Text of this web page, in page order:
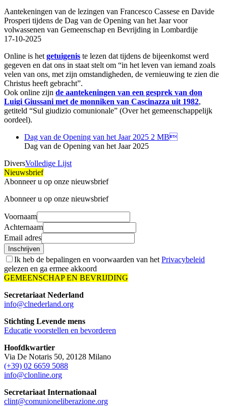
Aantekeningen van de lezingen van Francesco Cassese en Davide
Prosperi tijdens de Dag van de Opening van het Jaar voor
volwassenen van Gemeenschap en Bevrijding in Lombardije
17-10-2025
Online is het getuigenis te lezen dat tijdens de bijeenkomst werd
gegeven en dat ons in staat stelt om “in het leven van iemand zoals
velen van ons, met zijn omstandigheden, de vernieuwing te zien die
Christus heeft gebracht”.
Ook online zijn de aantekeningen van een gesprek van don
Luigi Giussani met de monniken van Cascinazza uit 1982,
getiteld “Sul giudizio comunionale” (Over het gemeenschappelijk
oordeel).
Dag van de Opening van het Jaar 2025 2 MB
Dag van de Opening van het Jaar 2025
DiversVolledige Lijst
Nieuwsbrief
Abonneer u op onze nieuwsbrief
Abonneer u op onze nieuwsbrief
Voornaam
Achternaam
Email adres
Inschrijven
Ik heb de bepalingen en voorwaarden van het Privacybeleid
gelezen en ga ermee akkoord
GEMEENSCHAP EN BEVRIJDING
Secretariaat Nederland
info@clnederland.org
Stichting Levende mens
Educatie voorstellen en bevorderen
Hoofdkwartier
Via De Notaris 50, 20128 Milano
(+39) 02 6659 5088
info@clonline.org
Secretariaat Internationaal
clint@comunioneliberazione.org